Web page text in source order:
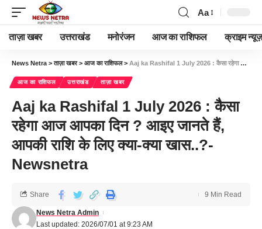
Aa
ताज़ा खबर उत्तराखंड मनोरंजन आज का राशिफल क्राइम न्यूज़
News Netra >ताज़ा खबर> आज का राशिफल> Aaj ka Rashifal 1 July 2026 : कैसा रहेगा आज आपका दिन ? आइए जानते हैं, आपकी राशि के लिए क्या-क्या खास..?- Newsnetra
आज का राशिफल उत्तराखंड ताज़ा खबर
Aaj ka Rashifal 1 July 2026 : कैसा
रहेगा आज आपका दिन ? आइए जानते हैं,
आपकी राशि के लिए क्या-क्या खास..?-
Newsnetra
Last updated: 2026/07/01 at 9:23 AM
News Netra Admin
Share 9 Min Read